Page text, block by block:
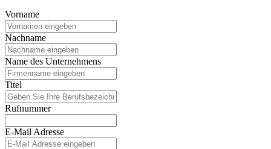
Vorname
Nachname
Name des Unternehmens
Titel
Rufnummer
E-Mail Adresse